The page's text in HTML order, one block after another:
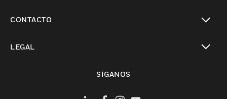
CONTACTO
LEGAL
SÍGANOS